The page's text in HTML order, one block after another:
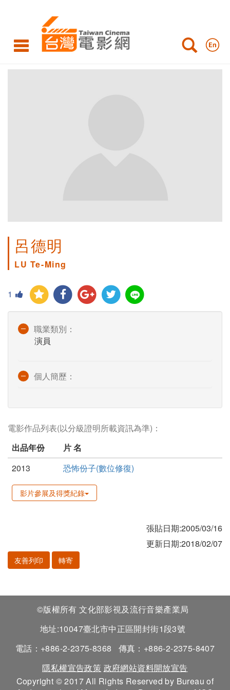
呂德明
LU Te-Ming
1
職業類別：
演員
個人簡歷：
電影作品列表(以分級證明所載資訊為準)：
出品年份
片 名
2013
恐怖份子(數位修復)
影片參展及得獎紀錄
張貼日期:2005/03/16
更新日期:2018/02/07
友善列印 轉寄
©版權所有 文化部影視及流行音樂產業局
地址:10047臺北市中正區開封街1段3號
電話：+886-2-2375-8368
傳真：+886-2-2375-8407
隱私權宣告政策 政府網站資料開放宣告
Copyright © 2017 All Rights Reserved by Bureau of